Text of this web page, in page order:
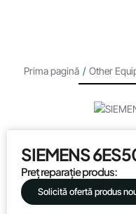
Prima pagină / Other
SIEMENS
Preț reparație produs:
Solicită ofertă produs